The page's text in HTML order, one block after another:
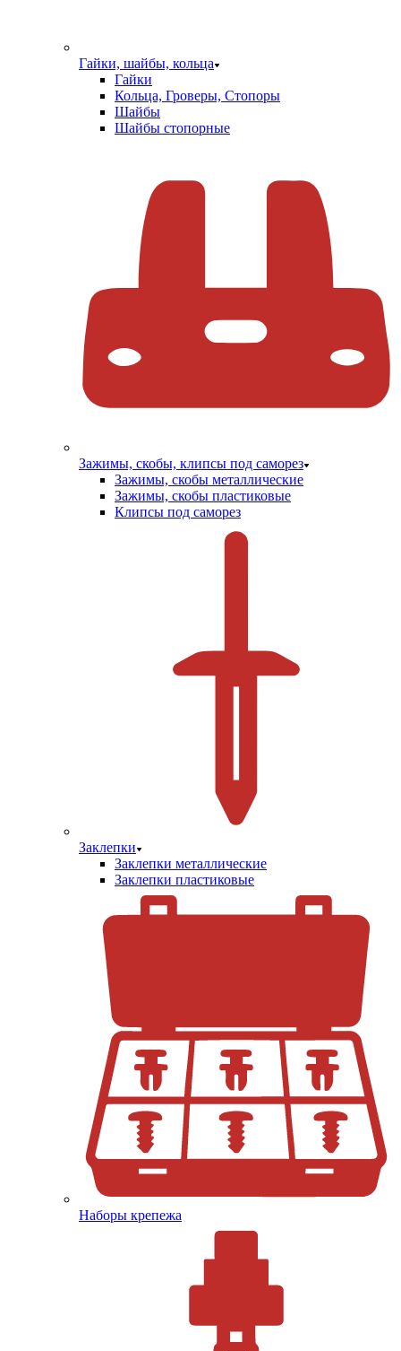
Гайки, шайбы, кольца
Гайки
Кольца, Гроверы, Стопоры
Шайбы
Шайбы стопорные
Зажимы, скобы, клипсы под саморез
Зажимы, скобы металлические
Зажимы, скобы пластиковые
Клипсы под саморез
Заклепки
Заклепки металлические
Заклепки пластиковые
Наборы крепежа